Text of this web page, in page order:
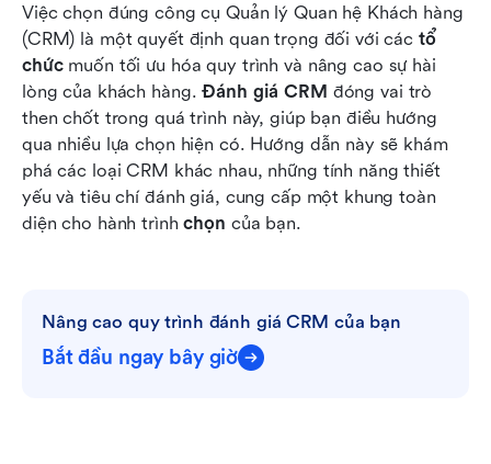
Việc chọn đúng công cụ Quản lý Quan hệ Khách hàng
(CRM) là một quyết định quan trọng đối với các tổ
chức muốn tối ưu hóa quy trình và nâng cao sự hài
lòng của khách hàng. Đánh giá CRM đóng vai trò
then chốt trong quá trình này, giúp bạn điều hướng
qua nhiều lựa chọn hiện có. Hướng dẫn này sẽ khám
phá các loại CRM khác nhau, những tính năng thiết
yếu và tiêu chí đánh giá, cung cấp một khung toàn
diện cho hành trình chọn của bạn.
Nâng cao quy trình đánh giá CRM của bạn
Bắt đầu ngay bây giờ
Cách tiến hành đánh giá CRM
Lark: Một giải pháp CRM hiệu quả đáp ứng các
tiêu chí đánh giá chính
Kết luận
Câu hỏi thường gặp